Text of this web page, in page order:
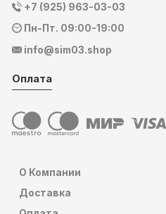
+7 (925) 963-03-03
Пн-Пт. 09:00-19:00
info@sim03.shop
Оплата
О Компании
Доставка